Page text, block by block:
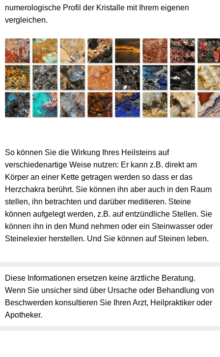
numerologische Profil der Kristalle mit Ihrem eigenen
vergleichen.
So können Sie die Wirkung Ihres Heilsteins auf
verschiedenartige Weise nutzen: Er kann z.B. direkt am
Körper an einer Kette getragen werden so dass er das
Herzchakra berührt. Sie können ihn aber auch in den Raum
stellen, ihn betrachten und darüber meditieren. Steine
können aufgelegt werden, z.B. auf entzündliche Stellen. Sie
können ihn in den Mund nehmen oder ein Steinwasser oder
Steinelexier herstellen. Und Sie können auf Steinen leben.
Diese Informationen ersetzen keine ärztliche Beratung.
Wenn Sie unsicher sind über Ursache oder Behandlung von
Beschwerden konsultieren Sie Ihren Arzt, Heilpraktiker oder
Apotheker.